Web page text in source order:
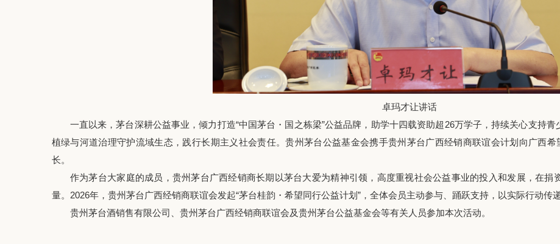
卓玛才让讲话
一直以来，茅台深耕公益事业，倾力打造“中国茅台・国之栋梁”公益品牌，助学十四载资助超26万学子，持续关心支持青
植绿与河道治理守护流域生态，践行长期主义社会责任。贵州茅台公益基金会携手贵州茅台广西经销商联谊会计划向广西
长。
作为茅台大家庭的成员，贵州茅台广西经销商长期以茅台大爱为精神引领，高度重视社会公益事业的投入和发展，在捐
量。2026年，贵州茅台广西经销商联谊会发起“茅台桂韵・希望同行公益计划”，全体会员主动参与、踊跃支持，以实际行动传
贵州茅台酒销售有限公司、贵州茅台广西经销商联谊会及贵州茅台公益基金会等有关人员参加本次活动。